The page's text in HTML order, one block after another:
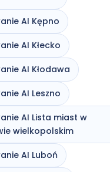
AI Kępno
AI Kłecko
AI Kłodawa
AI Leszno
AI Lista miast w
wielkopolskim
AI Luboń